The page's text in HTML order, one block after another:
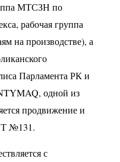
МТСЗН по
рабочая группа
на производстве), а
Парламента РК и
одной из
продвижение и
№131.
с